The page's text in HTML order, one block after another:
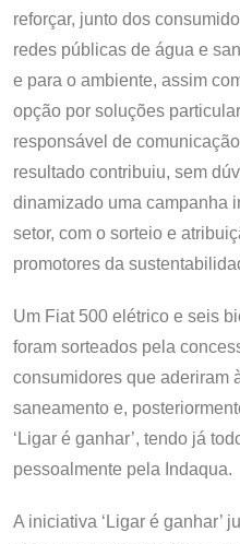
reforçar, junto dos
redes públicas de água e
e para o ambiente, assim
opção por soluções
responsável de
resultado contribuiu, sem
dinamizado uma campanha
setor, com o sorteio e
promotores da
Um Fiat 500 elétrico e seis
foram sorteados pela
consumidores que aderiram
saneamento e,
‘Ligar é ganhar’, tendo já
pessoalmente pela Indaqua.
A iniciativa ‘Ligar é ganhar’